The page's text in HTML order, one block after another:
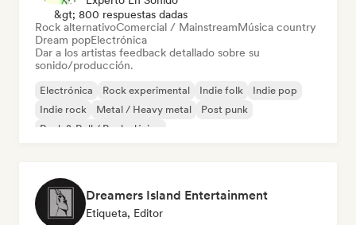
&gt; 800 respuestas dadas
Rock alternativoComercial / MainstreamMúsica country
Dream popElectrónica
Dar a los artistas feedback detallado sobre su
sonido/producción.
Electrónica Rock experimental Indie folk
Indie pop
Indie rock
Metal / Heavy metal
Post punk
Rock & Roll / Rock clásico
Dreamers Island Entertainment
Etiqueta, Editor